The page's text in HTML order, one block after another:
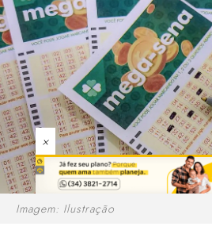
×
Imagem: Ilustração